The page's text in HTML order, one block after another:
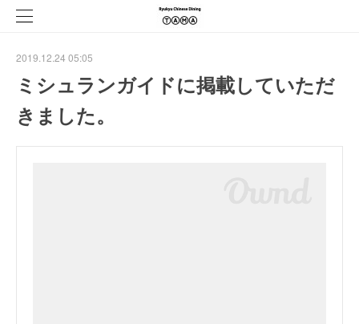
2019.12.24 05:05
ミシュランガイドに掲載していただ
きました。